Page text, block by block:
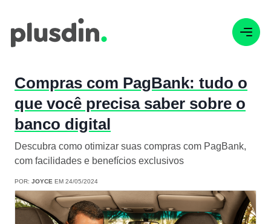
Compras com PagBank: tudo o
que você precisa saber sobre o
banco digital
Descubra como otimizar suas compras com PagBank,
com facilidades e benefícios exclusivos
POR: JOYCE EM 24/05/2024